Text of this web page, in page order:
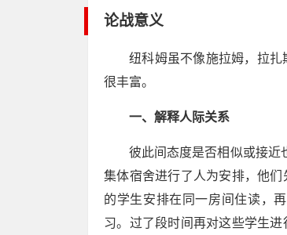
论战意义
纽科姆虽不像施拉姆，拉
很丰富。
一、解释人际关系
彼此间态度是否相似或接近
集体宿舍进行了人为安排，他
的学生安排在同一房间住读，
习。过了段时间再对这些学生